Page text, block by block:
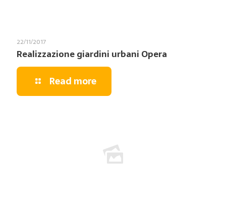
22/11/2017
Realizzazione giardini urbani Opera
Read more